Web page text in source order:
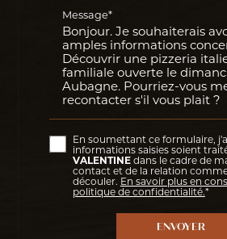
Message*
En soumettant ce formulaire,
informations saisies soient
VALENTINEdans le cadre de
contact et de la relation
découler. En savoir plus en
politique de confidentialité.*